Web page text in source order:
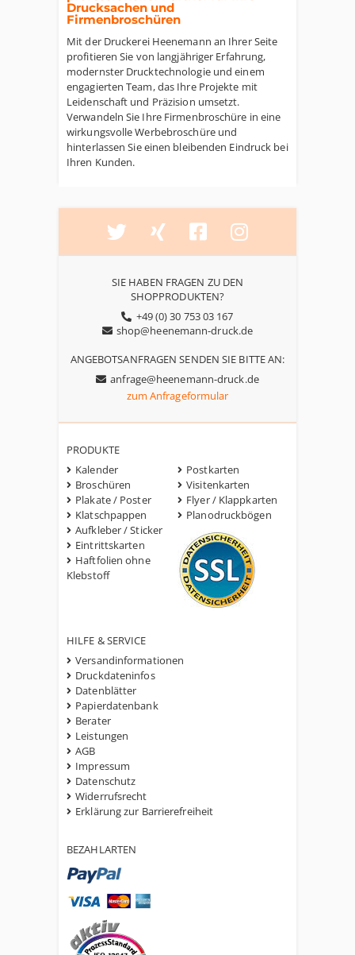
Drucksachen und
Firmenbroschüren
Mit der Druckerei Heenemann an Ihrer Seite
profitieren Sie von langjähriger Erfahrung,
modernster Drucktechnologie und einem
engagierten Team, das Ihre Projekte mit
Leidenschaft und Präzision umsetzt.
Verwandeln Sie Ihre Firmenbroschüre in eine
wirkungsvolle Werbebroschüre und
hinterlassen Sie einen bleibenden Eindruck bei
Ihren Kunden.
SIE HABEN FRAGEN ZU DEN
SHOPPRODUKTEN?
+49 (0) 30 753 03 167
shop@heenemann-druck.de
ANGEBOTSANFRAGEN SENDEN SIE BITTE AN:
anfrage@heenemann-druck.de
zum Anfrageformular
PRODUKTE
Kalender
Broschüren
Plakate / Poster
Klatschpappen
Aufkleber / Sticker
Eintrittskarten
Haftfolien ohne
Klebstoff
Postkarten
Visitenkarten
Flyer / Klappkarten
Planodruckbögen
HILFE & SERVICE
Versandinformationen
Druckdateninfos
Datenblätter
Papierdatenbank
Berater
Leistungen
AGB
Impressum
Datenschutz
Widerrufsrecht
Erklärung zur Barrierefreiheit
BEZAHLARTEN